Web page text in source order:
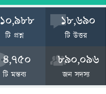
10,988
টি প্রশ্ন
18,690
টি উত্তর
4,750
টি মন্তব্য
890,096
জন সদস্য